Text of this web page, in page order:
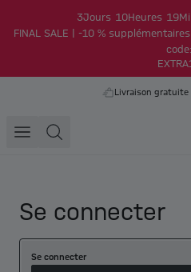
3Jours 10Heures 19
FINAL SALE | -10 %
code:
Livraison gratuite
Se connecter
Se connecter